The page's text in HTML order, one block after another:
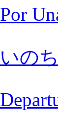
Por
いの